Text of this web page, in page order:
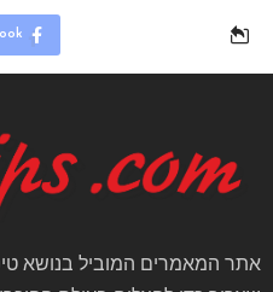
אתר המאמרים המוביל בנושא